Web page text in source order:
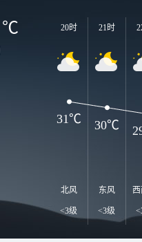
℃ 20时
北风
<3级
21时
东风
<3级
31℃ 30℃